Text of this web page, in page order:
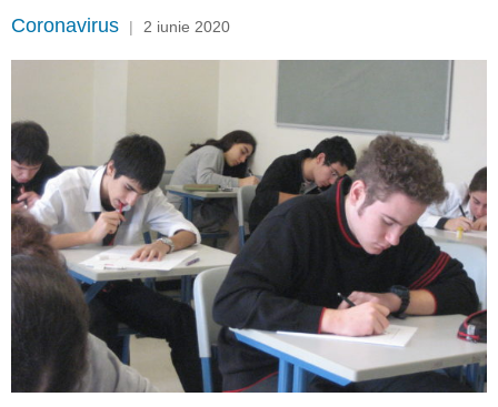
Coronavirus | 2 iunie 2020